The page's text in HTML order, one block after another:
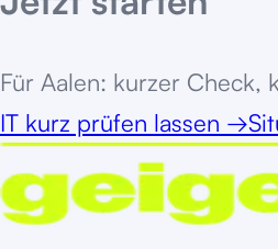
Für Aalen: kurzer Check,
IT kurz prüfen lassen →